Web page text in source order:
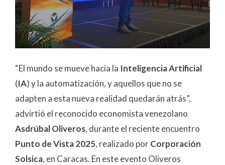
“El mundo se mueve hacia la Inteligencia Artificial
(IA) y la automatización, y aquellos que no se
adapten a esta nueva realidad quedarán atrás”,
advirtió el reconocido economista venezolano
Asdrúbal Oliveros, durante el reciente encuentro
Punto de Vista 2025, realizado porCorporación
Solsica, en Caracas. En este evento Oliveros